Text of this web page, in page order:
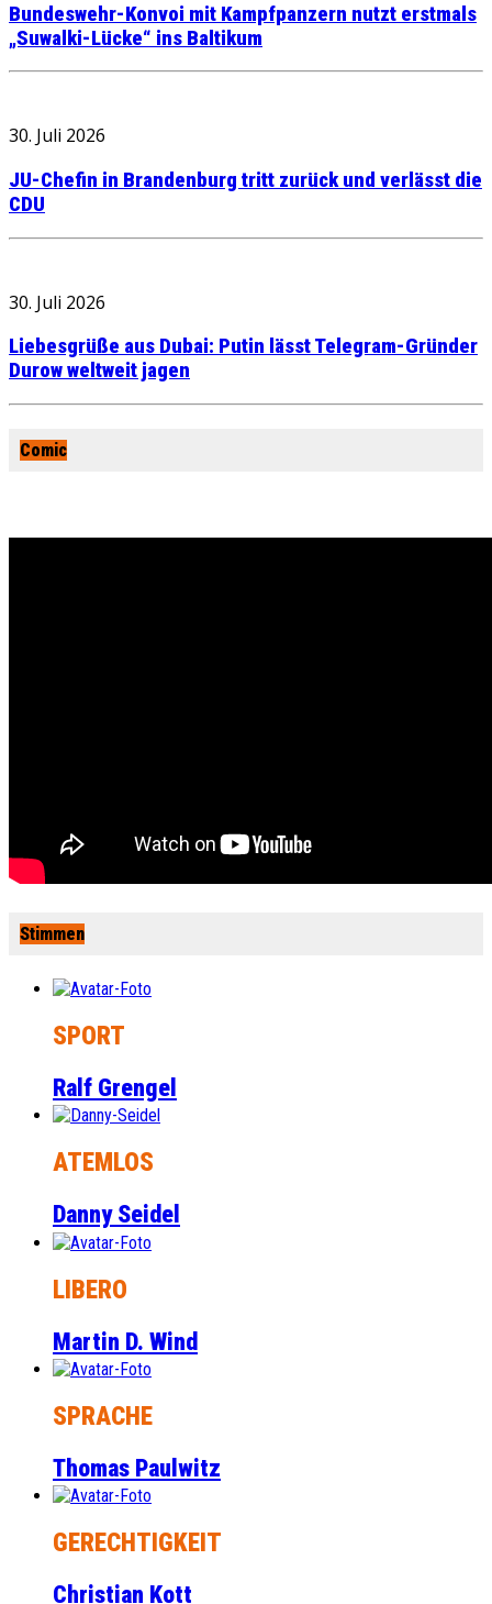
Bundeswehr-Konvoi mit Kampfpanzern nutzt erstmals
„Suwalki-Lücke“ ins Baltikum
30. Juli 2026
JU-Chefin in Brandenburg tritt zurück und verlässt die
CDU
30. Juli 2026
Liebesgrüße aus Dubai: Putin lässt Telegram-Gründer
Durow weltweit jagen
Comic
Stimmen
SPORT
Ralf Grengel
ATEMLOS
Danny Seidel
LIBERO
Martin D. Wind
SPRACHE
Thomas Paulwitz
GERECHTIGKEIT
Christian Kott